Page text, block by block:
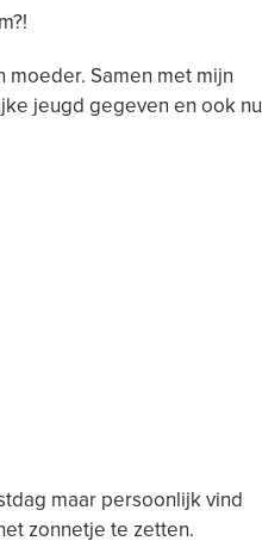
Samen met mijn
jeugd gegeven en ook nu
maar persoonlijk vind
zonnetje te zetten.